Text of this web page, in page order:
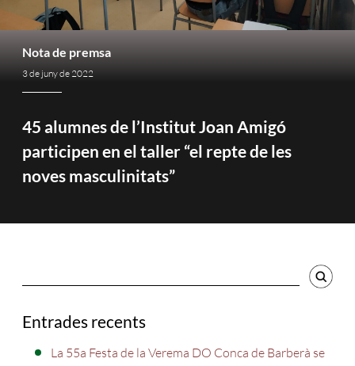
Nota de premsa
3 de juny de 2022
45 alumnes de l’Institut Joan Amigó
participen en el taller “el repte de les
noves masculinitats”
Cercador
Entrades recents
La 55a Festa de la Verema DO Conca de Barberà se